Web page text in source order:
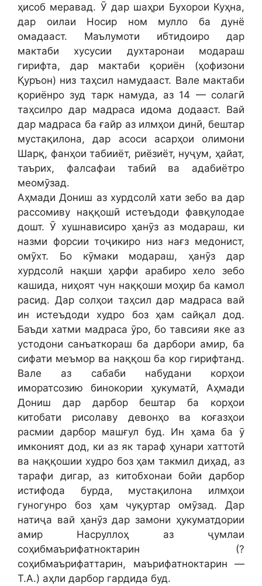
ҳисоб меравад. Ӯ дар шаҳри Бухорои Куҳна,
дар оилаи Носир ном мулло ба дунё
омадааст. Маълумоти ибтидоиро дар
мактаби хусусии духтаронаи модараш
гирифта, дар мактаби қориён (ҳофизони
Қуръон) низ таҳсил намудааст. Вале мактаби
қориёнро зуд тарк намуда, аз 14 — солагӣ
таҳсилро дар мадраса идома додааст. Вай
дар мадраса ба ғайр аз илмҳои динӣ, бештар
мустақилона, дар асоси асарҳои олимони
Шарқ, фанҳои табииёт, риёзиёт, нуҷум, ҳайат,
таърих, фалсафаи табиӣ ва адабиётро
меомӯзад.
Аҳмади Дониш аз хурдсолӣ хати зебо ва дар
рассомиву наққошӣ истеъдоди фавқулодае
дошт. Ӯ хушнависиро ҳанӯз аз модараш, ки
назми форсии тоҷикиро низ нағз медонист,
омӯхт. Бо кӯмаки модараш, ҳанӯз дар
хурдсолӣ нақши ҳарфи арабиро хело зебо
кашида, ниҳоят чун наққоши моҳир ба камол
расид. Дар солҳои таҳсил дар мадраса вай
ин истеъдоди худро боз ҳам сайқал дод.
Баъди хатми мадраса ӯро, бо тавсияи яке аз
устодони санъаткораш ба дарбори амир, ба
сифати меъмор ва наққош ба кор гирифтанд.
Вале аз сабаби набудани корҳои
иморатсозию бинокории ҳукуматӣ, Аҳмади
Дониш дар дарбор бештар ба корҳои
китобати рисолаву девонҳо ва коғазҳои
расмии дарбор машғул буд. Ин ҳама ба ӯ
имконият дод, ки аз як тараф ҳунари хаттотӣ
ва наққошии худро боз ҳам такмил диҳад, аз
тарафи дигар, аз китобхонаи бойи дарбор
истифода бурда, мустақилона илмҳои
гуногунро боз ҳам чуқуртар омӯзад. Дар
натиҷа вай ҳанӯз дар замони ҳукуматдории
амир Насруллоҳ аз ҷумлаи
соҳибмаърифатноктарин (?
соҳибмаърифаттарин, маърифатноктарин —
Т.А.) аҳли дарбор гардида буд.